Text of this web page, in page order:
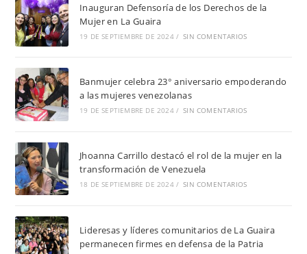
Inauguran Defensoría de los Derechos de la
Mujer en La Guaira
19 DE SEPTIEMBRE DE 2024 / SIN COMENTARIOS
Banmujer celebra 23° aniversario empoderando
a las mujeres venezolanas
19 DE SEPTIEMBRE DE 2024 / SIN COMENTARIOS
Jhoanna Carrillo destacó el rol de la mujer en la
transformación de Venezuela
18 DE SEPTIEMBRE DE 2024 / SIN COMENTARIOS
Lideresas y líderes comunitarios de La Guaira
permanecen firmes en defensa de la Patria